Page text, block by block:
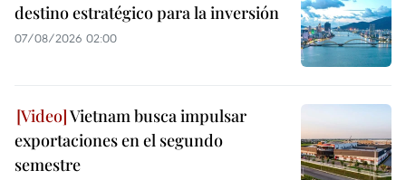
destino estratégico para la inversión
07/08/2026 02:00
Vietnam busca impulsar
exportaciones en el segundo
semestre